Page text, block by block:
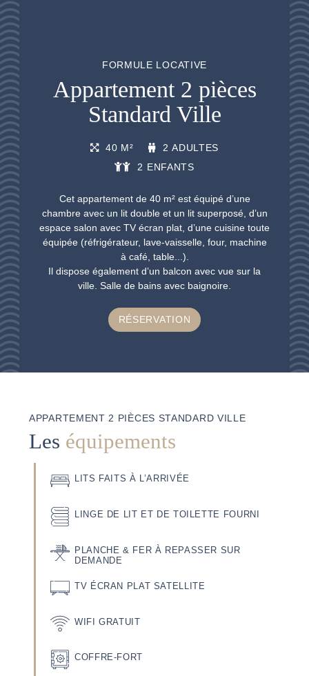
FORMULE LOCATIVE
Appartement 2 pièces
Standard Ville
40 M²
2 ADULTES
2 ENFANTS
Cet appartement de 40 m² est équipé d’une
chambre avec un lit double et un lit superposé, d’un
espace salon avec TV écran plat, d’une cuisine toute
équipée (réfrigérateur, lave-vaisselle, four, machine
à café, table...).
Il dispose également d’un balcon avec vue sur la
ville. Salle de bains avec baignoire.
RÉSERVATION
APPARTEMENT 2 PIÈCES STANDARD VILLE
Les équipements
LITS FAITS À L’ARRIVÉE
LINGE DE LIT ET DE TOILETTE FOURNI
PLANCHE & FER À REPASSER SUR
DEMANDE
TV ÉCRAN PLAT SATELLITE
WIFI GRATUIT
COFFRE-FORT